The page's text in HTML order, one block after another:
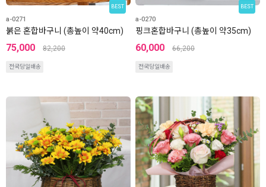
BEST
a-0271
붉은 혼합바구니 (총높이 약40cm)
75,000 82,200
전국당일배송
BEST
a-0270
핑크혼합바구니 (총높이 약35cm)
60,000 66,200
전국당일배송